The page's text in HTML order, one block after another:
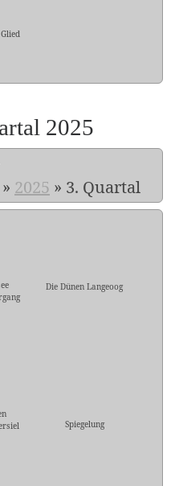
2025
» 2025 » 3. Quartal
Die Dünen Langeoog
Spiegelung